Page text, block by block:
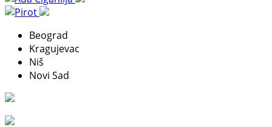
Beograd
Kragujevac
Niš
Novi Sad